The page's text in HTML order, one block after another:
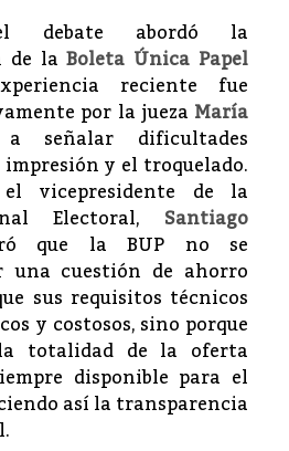
debate abordó la
de laBoleta Única Papel
reciente fue
por la jueza María
señalar dificultades
y el troquelado.
vicepresidente de la
Electoral, Santiago
que la BUP no se
una cuestión de ahorro
sus requisitos técnicos
y costosos, sino porque
totalidad de la oferta
disponible para el
así la transparencia